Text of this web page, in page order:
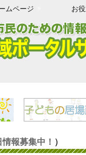
ムページ お
報募集中！ ）